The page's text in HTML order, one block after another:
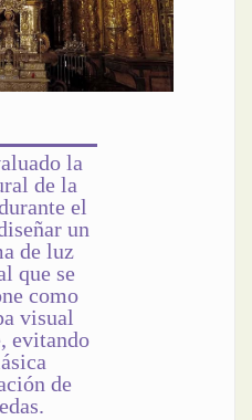
la
de la
el
un
de luz
que se
como
visual
evitando
de